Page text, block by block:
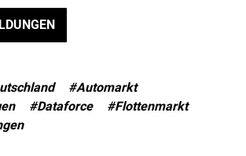
#Automarkt
#Dataforce
#Flottenmarkt